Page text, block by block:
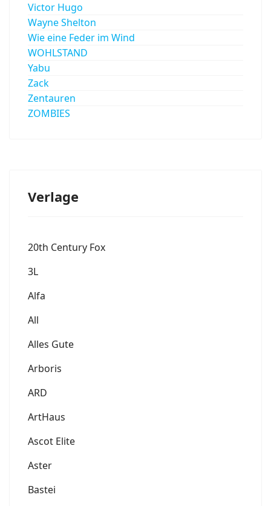
Victor Hugo
Wayne Shelton
Wie eine Feder im Wind
WOHLSTAND
Yabu
Zack
Zentauren
ZOMBIES
Verlage
20th Century Fox
3L
Alfa
All
Alles Gute
Arboris
ARD
ArtHaus
Ascot Elite
Aster
Bastei